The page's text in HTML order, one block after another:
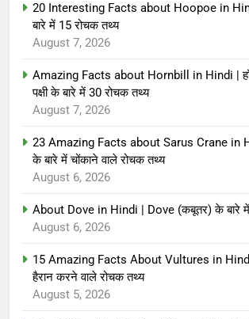
20 Interesting Facts about Hoopoe in
बारे में 15 रोचक तथ्य
August 7, 2026
Amazing Facts about Hornbill in Hindi |
पक्षी के बारे में 30 रोचक तथ्य
August 7, 2026
23 Amazing Facts about Sarus Crane in
के बारे में चोंकाने वाले रोचक तथ्य
August 6, 2026
About Dove in Hindi | Dove (कबूतर) के बारे
August 6, 2026
15 Amazing Facts About Vultures in Hindi
हैरान करने वाले रोचक तथ्य
August 5, 2026